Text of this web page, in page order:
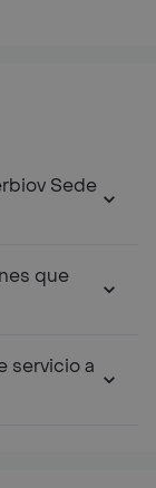
Sede
que
servicio a